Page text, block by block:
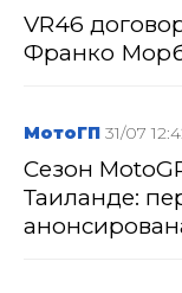
VR46
Франко
МотоГП 31/07
Сезон
Таиланде: